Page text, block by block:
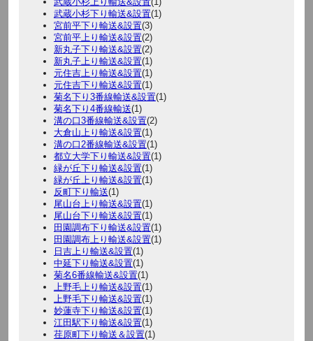
武蔵小杉下り輸送&設置(1)
宮前平下り輸送&設置(3)
宮前平上り輸送&設置(2)
新丸子下り輸送&設置(2)
新丸子上り輸送&設置(1)
元住吉上り輸送&設置(1)
元住吉下り輸送&設置(1)
菊名下り3番線輸送&設置(1)
菊名下り4番線輸送(1)
溝の口3番線輸送&設置(2)
大倉山上り輸送&設置(1)
溝の口2番線輸送&設置(1)
都立大学下り輸送&設置(1)
緑が丘下り輸送&設置(1)
緑が丘上り輸送&設置(1)
反町下り輸送(1)
尾山台上り輸送&設置(1)
尾山台下り輸送&設置(1)
田園調布下り輸送&設置(1)
田園調布上り輸送&設置(1)
日吉上り輸送&設置(1)
中延下り輸送&設置(1)
菊名6番線輸送&設置(1)
上野毛上り輸送&設置(1)
上野毛下り輸送&設置(1)
妙蓮寺下り輸送&設置(1)
江田駅下り輸送&設置(1)
荏原町下り輸送＆設置(1)